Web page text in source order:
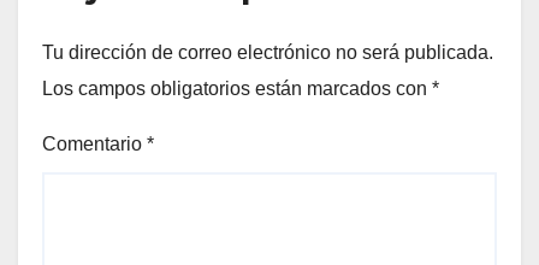
Tu dirección de correo electrónico no será publicada.
Los campos obligatorios están marcados con *
Comentario *